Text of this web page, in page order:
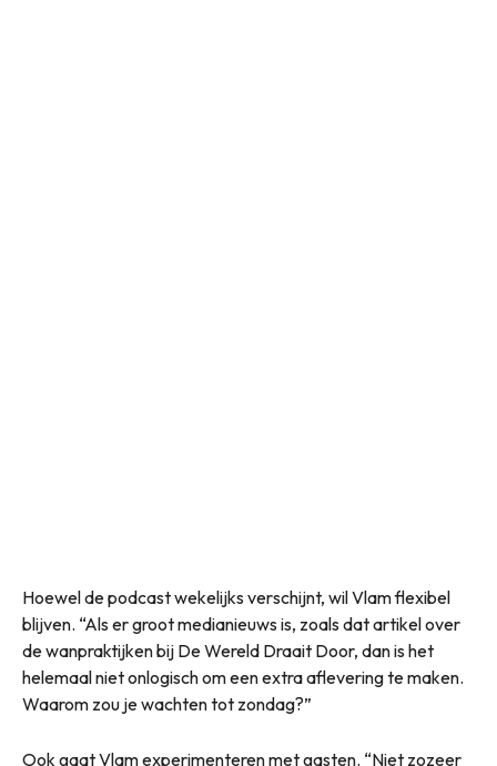
Hoewel de podcast wekelijks verschijnt, wil Vlam flexibel
blijven. “Als er groot medianieuws is, zoals dat artikel over
de wanpraktijken bij De Wereld Draait Door, dan is het
helemaal niet onlogisch om een extra aflevering te maken.
Waarom zou je wachten tot zondag?”
Ook gaat Vlam experimenteren met gasten. “Niet zozeer